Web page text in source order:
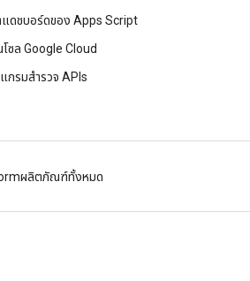
แดชบอร์ดของ Apps Script
ซล Google Cloud
กรมสำรวจ APIs
ผลิตภัณฑ์ทั้งหมด